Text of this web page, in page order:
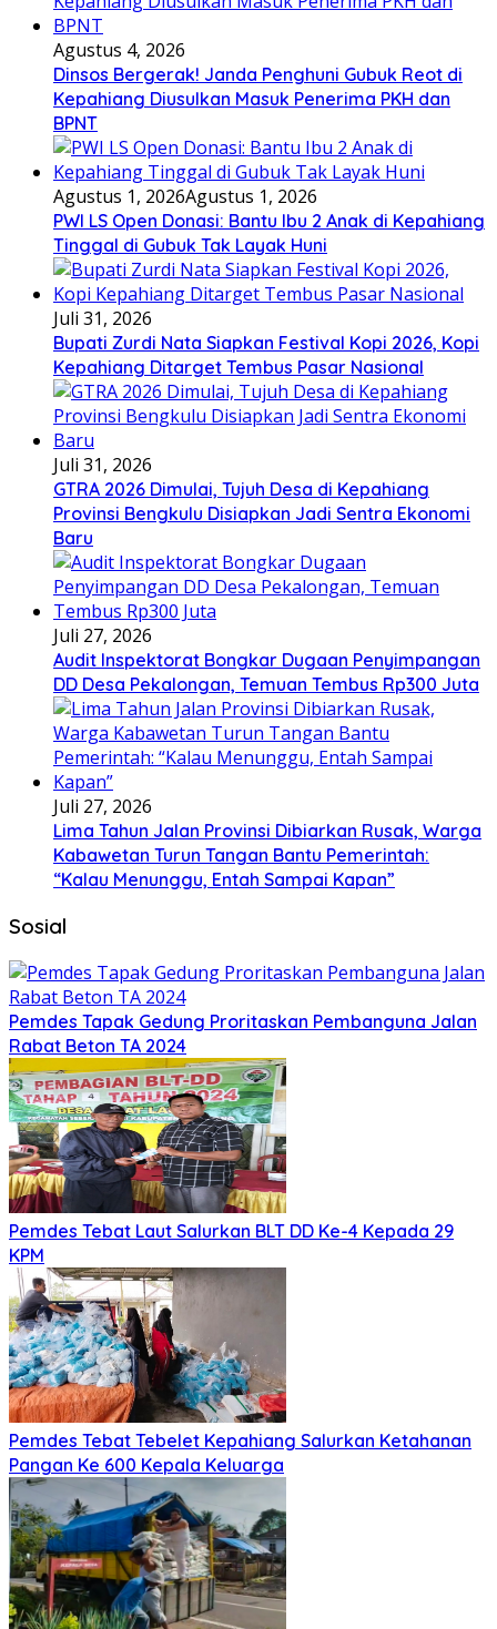
Agustus 4, 2026
Dinsos Bergerak! Janda Penghuni Gubuk Reot di
Kepahiang Diusulkan Masuk Penerima PKH dan
BPNT
Agustus 1, 2026Agustus 1, 2026
PWI LS Open Donasi: Bantu Ibu 2 Anak di Kepahiang
Tinggal di Gubuk Tak Layak Huni
Juli 31, 2026
Bupati Zurdi Nata Siapkan Festival Kopi 2026, Kopi
Kepahiang Ditarget Tembus Pasar Nasional
Juli 31, 2026
GTRA 2026 Dimulai, Tujuh Desa di Kepahiang
Provinsi Bengkulu Disiapkan Jadi Sentra Ekonomi
Baru
Juli 27, 2026
Audit Inspektorat Bongkar Dugaan Penyimpangan
DD Desa Pekalongan, Temuan Tembus Rp300 Juta
Juli 27, 2026
Lima Tahun Jalan Provinsi Dibiarkan Rusak, Warga
Kabawetan Turun Tangan Bantu Pemerintah:
“Kalau Menunggu, Entah Sampai Kapan”
Sosial
Pemdes Tapak Gedung Proritaskan Pembanguna Jalan
Rabat Beton TA 2024
Pemdes Tebat Laut Salurkan BLT DD Ke-4 Kepada 29
KPM
Pemdes Tebat Tebelet Kepahiang Salurkan Ketahanan
Pangan Ke 600 Kepala Keluarga